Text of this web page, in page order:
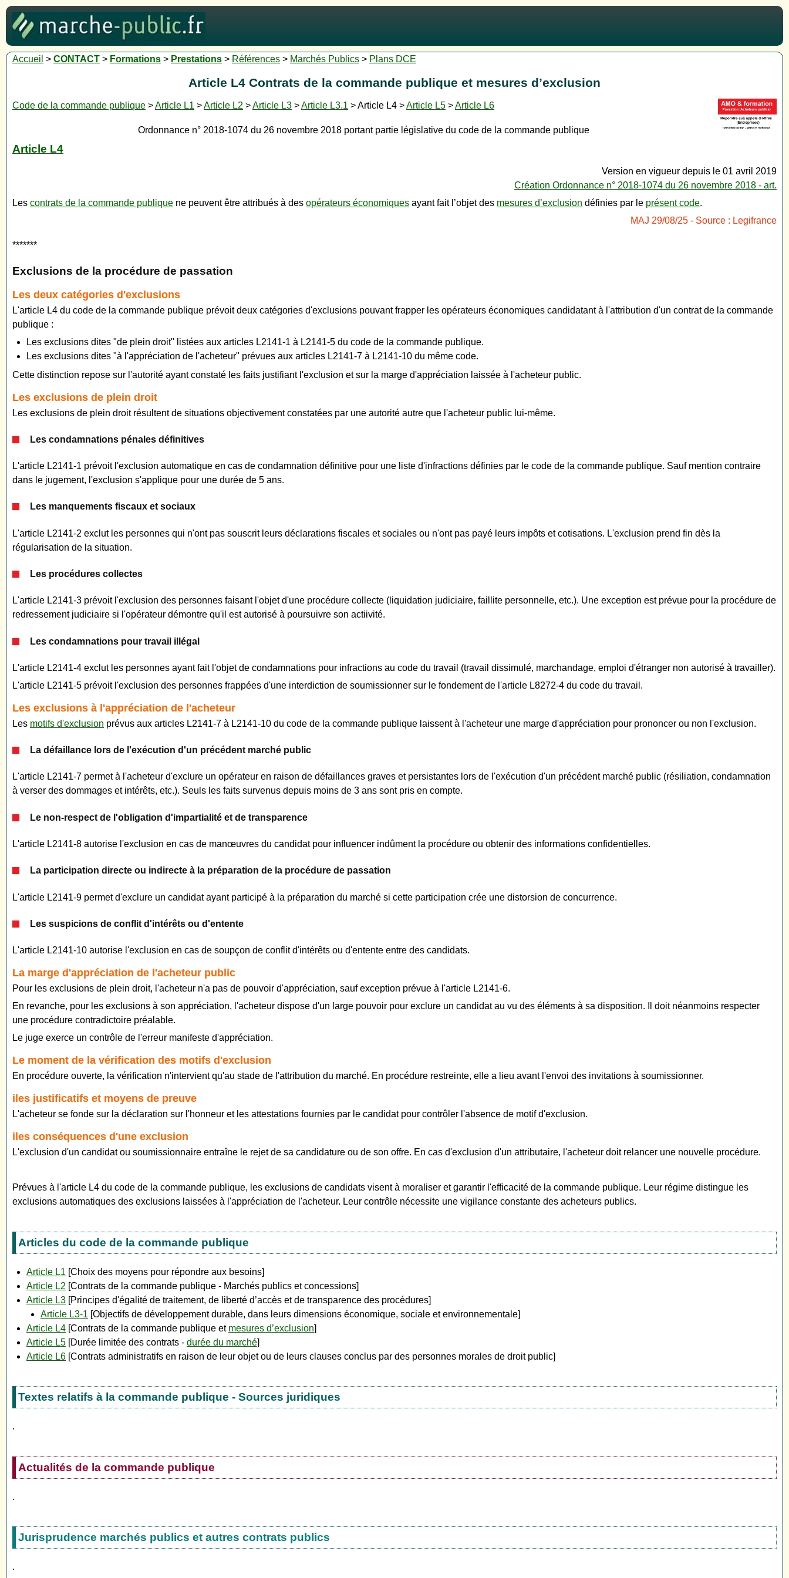
Accueil > CONTACT > Formations > Prestations > Références > Marchés Publics > Plans DCE
Article L4 Contrats de la commande publique et mesures d’exclusion
Code de la commande publique >Article L1 >Article L2 >Article L3 >Article L3.1 > Article L4 >Article L5 >Article L6
Ordonnance n° 2018-1074 du 26 novembre 2018 portant partie législative du code de la commande publique
Article L4
Version en vigueur depuis le 01 avril 2019
Création Ordonnance n° 2018-1074 du 26 novembre 2018 - art.
Les contrats de la commande publique ne peuvent être attribués à des opérateurs économiques ayant fait l’objet des mesures d’exclusion définies par le présent code.
MAJ 29/08/25 - Source : Legifrance
*******
Exclusions de la procédure de passation
Les deux catégories d'exclusions
L'article L4 du code de la commande publique prévoit deux catégories d'exclusions pouvant frapper les opérateurs économiques candidatant à l'attribution d'un contrat de la commande
publique :
Les exclusions dites "de plein droit" listées aux articles L2141-1 à L2141-5 du code de la commande publique.
Les exclusions dites "à l'appréciation de l'acheteur" prévues aux articles L2141-7 à L2141-10 du même code.
Cette distinction repose sur l'autorité ayant constaté les faits justifiant l'exclusion et sur la marge d'appréciation laissée à l'acheteur public.
Les exclusions de plein droit
Les exclusions de plein droit résultent de situations objectivement constatées par une autorité autre que l'acheteur public lui-même.
Les condamnations pénales définitives
L'article L2141-1 prévoit l'exclusion automatique en cas de condamnation définitive pour une liste d'infractions définies par le code de la commande publique. Sauf mention contraire
dans le jugement, l'exclusion s'applique pour une durée de 5 ans.
Les manquements fiscaux et sociaux
L'article L2141-2 exclut les personnes qui n'ont pas souscrit leurs déclarations fiscales et sociales ou n'ont pas payé leurs impôts et cotisations. L'exclusion prend fin dès la
régularisation de la situation.
Les procédures collectes
L'article L2141-3 prévoit l'exclusion des personnes faisant l'objet d'une procédure collecte (liquidation judiciaire, faillite personnelle, etc.). Une exception est prévue pour la procédure de
redressement judiciaire si l'opérateur démontre qu'il est autorisé à poursuivre son actiivité.
Les condamnations pour travail illégal
L'article L2141-4 exclut les personnes ayant fait l'objet de condamnations pour infractions au code du travail (travail dissimulé, marchandage, emploi d'étranger non autorisé à travailler).
L'article L2141-5 prévoit l'exclusion des personnes frappées d'une interdiction de soumissionner sur le fondement de l'article L8272-4 du code du travail.
Les exclusions à l'appréciation de l'acheteur
Les motifs d'exclusion prévus aux articles L2141-7 à L2141-10 du code de la commande publique laissent à l'acheteur une marge d'appréciation pour prononcer ou non l'exclusion.
La défaillance lors de l'exécution d'un précédent marché public
L'article L2141-7 permet à l'acheteur d'exclure un opérateur en raison de défaillances graves et persistantes lors de l'exécution d'un précédent marché public (résiliation, condamnation
à verser des dommages et intérêts, etc.). Seuls les faits survenus depuis moins de 3 ans sont pris en compte.
Le non-respect de l'obligation d'impartialité et de transparence
L'article L2141-8 autorise l'exclusion en cas de manœuvres du candidat pour influencer indûment la procédure ou obtenir des informations confidentielles.
La participation directe ou indirecte à la préparation de la procédure de passation
L'article L2141-9 permet d'exclure un candidat ayant participé à la préparation du marché si cette participation crée une distorsion de concurrence.
Les suspicions de conflit d'intérêts ou d'entente
L'article L2141-10 autorise l'exclusion en cas de soupçon de conflit d'intérêts ou d'entente entre des candidats.
La marge d'appréciation de l'acheteur public
Pour les exclusions de plein droit, l'acheteur n'a pas de pouvoir d'appréciation, sauf exception prévue à l'article L2141-6.
En revanche, pour les exclusions à son appréciation, l'acheteur dispose d'un large pouvoir pour exclure un candidat au vu des éléments à sa disposition. Il doit néanmoins respecter
une procédure contradictoire préalable.
Le juge exerce un contrôle de l'erreur manifeste d'appréciation.
Le moment de la vérification des motifs d'exclusion
En procédure ouverte, la vérification n'intervient qu'au stade de l'attribution du marché. En procédure restreinte, elle a lieu avant l'envoi des invitations à soumissionner.
iles justificatifs et moyens de preuve
L'acheteur se fonde sur la déclaration sur l'honneur et les attestations fournies par le candidat pour contrôler l'absence de motif d'exclusion.
iles conséquences d'une exclusion
L'exclusion d'un candidat ou soumissionnaire entraîne le rejet de sa candidature ou de son offre. En cas d'exclusion d'un attributaire, l'acheteur doit relancer une nouvelle procédure.
Prévues à l'article L4 du code de la commande publique, les exclusions de candidats visent à moraliser et garantir l'efficacité de la commande publique. Leur régime distingue les
exclusions automatiques des exclusions laissées à l'appréciation de l'acheteur. Leur contrôle nécessite une vigilance constante des acheteurs publics.
Articles du code de la commande publique
Article L1 [Choix des moyens pour répondre aux besoins]
Article L2 [Contrats de la commande publique - Marchés publics et concessions]
Article L3 [Principes d'égalité de traitement, de liberté d’accès et de transparence des procédures]
Article L3-1 [Objectifs de développement durable, dans leurs dimensions économique, sociale et environnementale]
Article L4 [Contrats de la commande publique et mesures d’exclusion]
Article L5 [Durée limitée des contrats - durée du marché]
Article L6 [Contrats administratifs en raison de leur objet ou de leurs clauses conclus par des personnes morales de droit public]
Textes relatifs à la commande publique - Sources juridiques
.
Actualités de la commande publique
.
Jurisprudence marchés publics et autres contrats publics
.